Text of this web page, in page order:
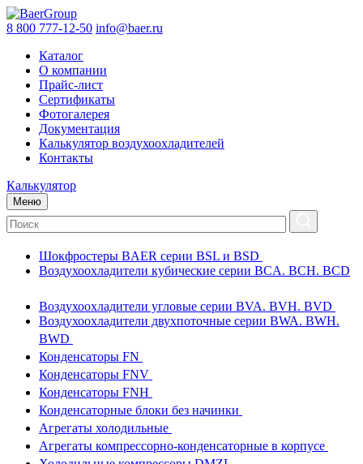
8 800 777-12-50 info@baer.ru
Каталог
О компании
Прайс-лист
Сертификаты
Фотогалерея
Документация
Калькулятор воздухоохладителей
Контакты
Калькулятор
Меню
Шокфростеры BAER серии BSL и BSD
Воздухоохладители кубические серии BCA. BCH. BCD
Воздухоохладители угловые серии BVA. BVH. BVD
Воздухоохладители двухпоточные серии BWA. BWH.
BWD
Конденсаторы FN
Конденсаторы FNV
Конденсаторы FNH
Конденсаторные блоки без начинки
Агрегаты холодильные
Агрегаты компрессорно-конденсаторные в корпусе